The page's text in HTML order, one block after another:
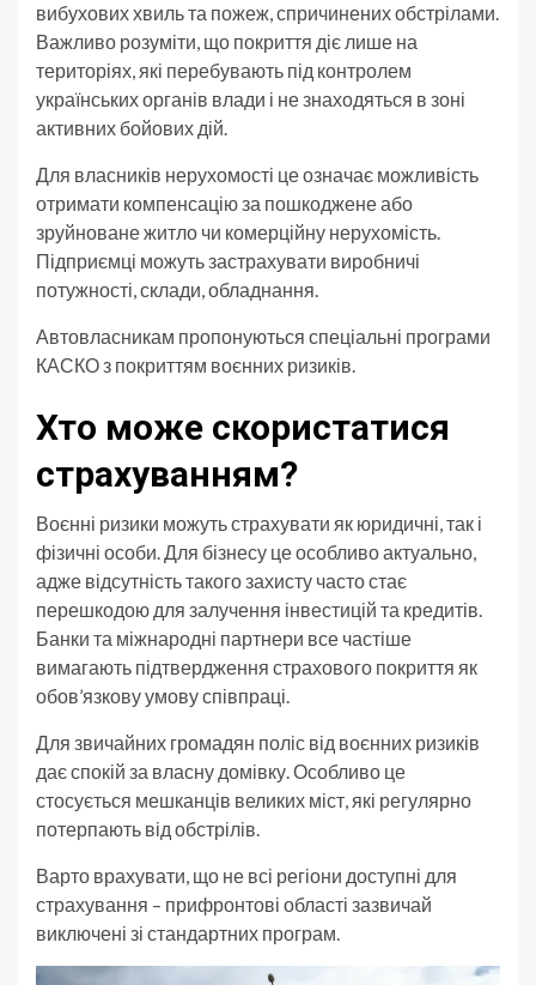
вибухових хвиль та пожеж, спричинених обстрілами.
Важливо розуміти, що покриття діє лише на
територіях, які перебувають під контролем
українських органів влади і не знаходяться в зоні
активних бойових дій.
Для власників нерухомості це означає можливість
отримати компенсацію за пошкоджене або
зруйноване житло чи комерційну нерухомість.
Підприємці можуть застрахувати виробничі
потужності, склади, обладнання.
Автовласникам пропонуються спеціальні програми
КАСКО з покриттям воєнних ризиків.
Хто може скористатися
страхуванням?
Воєнні ризики можуть страхувати як юридичні, так і
фізичні особи. Для бізнесу це особливо актуально,
адже відсутність такого захисту часто стає
перешкодою для залучення інвестицій та кредитів.
Банки та міжнародні партнери все частіше
вимагають підтвердження страхового покриття як
обов’язкову умову співпраці.
Для звичайних громадян поліс від воєнних ризиків
дає спокій за власну домівку. Особливо це
стосується мешканців великих міст, які регулярно
потерпають від обстрілів.
Варто врахувати, що не всі регіони доступні для
страхування – прифронтові області зазвичай
виключені зі стандартних програм.